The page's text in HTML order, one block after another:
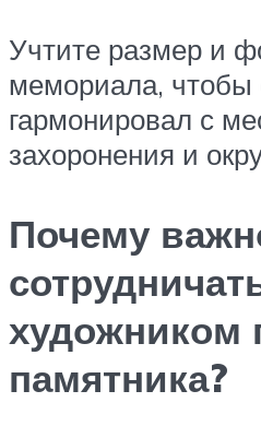
Учтите размер и
мемориала, чтобы
гармонировал с
захоронения и
Почему
художником
памятника?